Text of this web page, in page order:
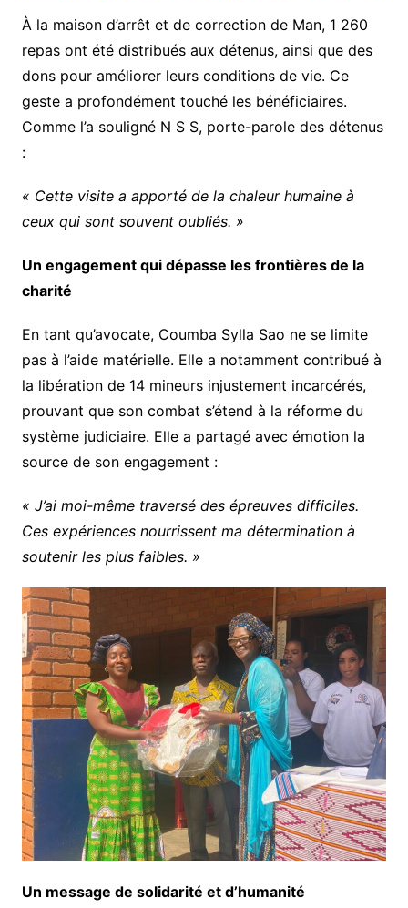
À la maison d’arrêt et de correction de Man, 1 260
repas ont été distribués aux détenus, ainsi que des
dons pour améliorer leurs conditions de vie. Ce
geste a profondément touché les bénéficiaires.
Comme l’a souligné N S S, porte-parole des détenus
:
« Cette visite a apporté de la chaleur humaine à
ceux qui sont souvent oubliés. »
Un engagement qui dépasse les frontières de la
charité
En tant qu’avocate, Coumba Sylla Sao ne se limite
pas à l’aide matérielle. Elle a notamment contribué à
la libération de 14 mineurs injustement incarcérés,
prouvant que son combat s’étend à la réforme du
système judiciaire. Elle a partagé avec émotion la
source de son engagement :
« J’ai moi-même traversé des épreuves difficiles.
Ces expériences nourrissent ma détermination à
soutenir les plus faibles. »
Un message de solidarité et d’humanité